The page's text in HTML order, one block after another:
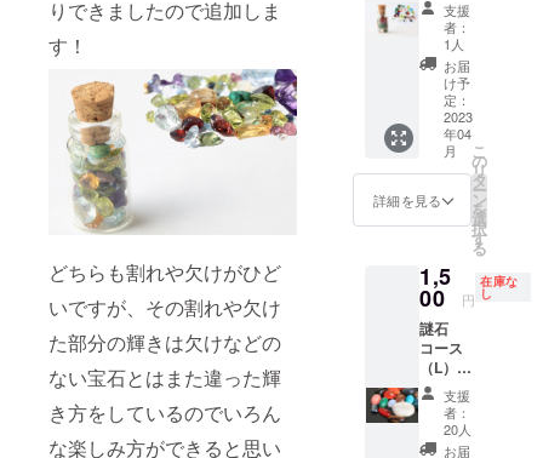
りできましたので追加しま
す！
どちらも割れや欠けがひど
いですが、その割れや欠け
た部分の輝きは欠けなどの
ない宝石とはまた違った輝
き方をしているのでいろん
な楽しみ方ができると思い
ランス
を考え
てお入
れして
おりま
す。
欠け、
傷、汚
れなど
がある
石にな
りま
す。
ンで小
瓶いっ
ぱいに
入って
おりま
す。 写
真の石
が入っ
ていま
す。 欠
けのあ
すが綺
麗なの
でオリ
ジナル
万華鏡
のパー
ツにす
るとす
ごく綺
麗な模
支援
者：
1人
お届
け予
定：
2023
年04
月
詳細を見る
こ
の
リ
タ
ー
ン
を
選
択
す
る
1,5
00 円
在庫な
し
謎石
コース
（L）
ビッグ
ストー
ン含む
石が3
支援
者：
20人
お届